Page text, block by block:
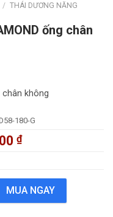
/ THÁI DƯƠNG NĂNG
ống chân
chân không
180-G
₫
không số lượng
MUA NGAY